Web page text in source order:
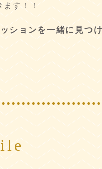
す！！
ションを一緒に見つ